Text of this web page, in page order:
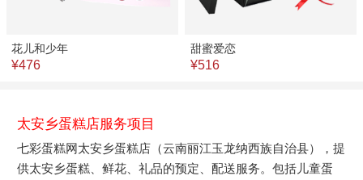
花儿和少年
¥476
甜蜜爱恋
¥516
太安乡蛋糕店服务项目
七彩蛋糕网太安乡蛋糕店（云南丽江玉龙纳西族自治县），提
供太安乡蛋糕、鲜花、礼品的预定、配送服务。包括儿童蛋